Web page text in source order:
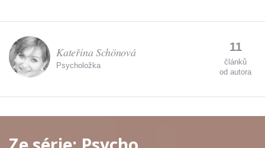
Kateřina Schönová
Psycholožka
11
článků
od autora